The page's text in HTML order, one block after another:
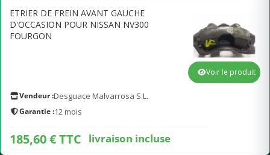
ETRIER DE FREIN AVANT GAUCHE
D'OCCASION POUR NISSAN NV300
FOURGON
Vendeur :Desguace Malvarrosa S.L.
Garantie :12 mois
185,60 € TTC livraison incluse
Voir le produit